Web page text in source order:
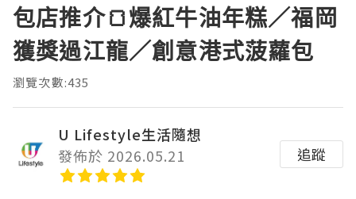
包店推介🍞爆紅牛油年糕／福岡
獲獎過江龍／創意港式菠蘿包
瀏覽次數:435
U Lifestyle生活隨想
發佈於 2026.05.21
追蹤